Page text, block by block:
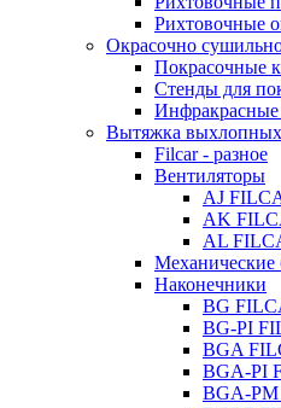
Рихтовочные
Окрасочно
Покрасочные
Стенды для
Вытяжка выхлопных
Filcar - разное
Вентиляторы
AJ
AK
AL
Механические
Наконечники
BG
BG-PI
BGA
BGA-PI
BGA-